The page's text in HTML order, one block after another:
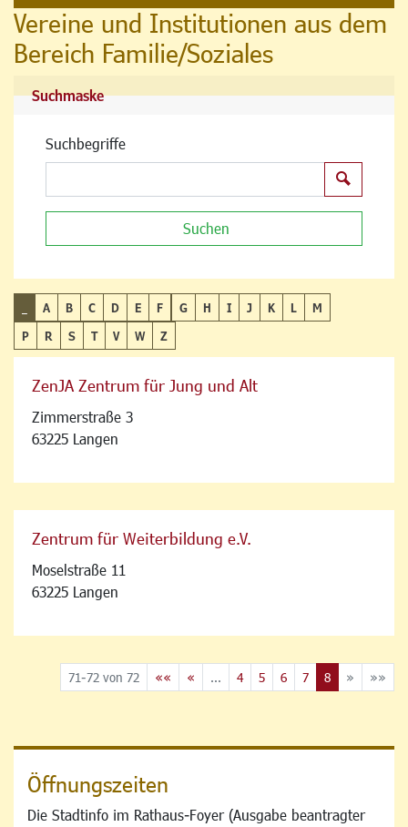
Vereine und Institutionen aus dem
Bereich Familie/Soziales
Suchmaske
Suchbegriffe
Suchen
A B C D E F G H I J K L
M
P
R S T V W Z
ZenJA Zentrum für Jung und Alt
Zimmerstraße 3
63225 Langen
Zentrum für Weiterbildung e.V.
Moselstraße 11
63225 Langen
71-72 von 72 «« « ... 4 5 6 7 8 » »»
Öffnungszeiten
Die Stadtinfo im Rathaus-Foyer (Ausgabe beantragter